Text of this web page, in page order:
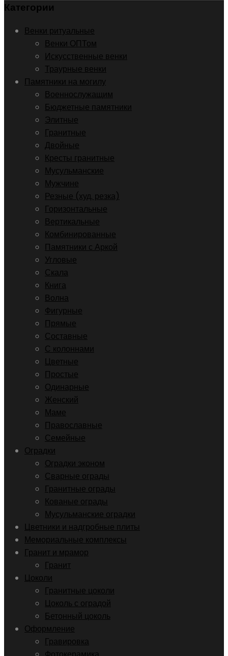
Категории
Венки ритуальные
Венки ОПТом
Искусственные венки
Траурные венки
Памятники на могилу
Военнослужащим
Бюджетные памятники
Элитные
Гранитные
Двойные
Кресты гранитные
Мусульманские
Мужчине
Резные (худ. резка)
Горизонтальные
Вертикальные
Комбинированные
Памятники с Аркой
Угловые
Скала
Книга
Волна
Фигурные
Прямые
Составные
С колоннами
Цветные
Простые
Одинарные
Женский
Маме
Православные
Семейные
Оградки
Оградки эконом
Сварные ограды
Гранитные ограды
Кованые ограды
Мусульманские оградки
Цветники и надгробные плиты
Мемориальные комплексы
Гранит и мрамор
Гранит
Цоколи
Гранитные цоколи
Цоколь с оградой
Бетонный цоколь
Оформление
Гравировка